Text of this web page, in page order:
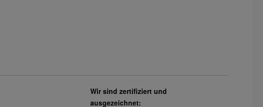
Wir sind zertifiziert und
ausgezeichnet: